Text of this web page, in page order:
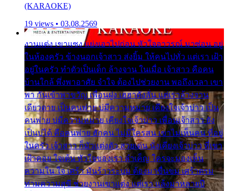
(KARAOKE)
19 views • 03.08.2569
งานแต่ง เขาแซง แย่งเอาไปก่อน หัวใจอาวรณ์ มาซ่อน อยู่
ในห้องครัว ข้างนอกเจ้าสาว ส่งยิ้ม ให้คนไปทั่ว แต่เรา เฝ้า
อยู่ในครัว ทำตัวเป็นเด็ก ล้างจาน ในเมื่อ เจ้าสาว คือคน
บ้านใกล้ พึ่งพาอาศัย จำใจ ต้องไปช่วยงาน พอถึงเวลา เขา
พา กันเข้าพาขวัญ เพื่อนฝูง เฮฮาดังลั่น แต่เราล้างจาน
เดียวดาย เป็นคนพ่าย บ่มีความหมาย เคียงใจเจ้าบ่าว เป็น
คนพ่าย บ่มีความหมาย เคียงใจเจ้าบ่าว เพื่อนเจ้าสาว ยัง
เป็นบ่ได้ คือคนพ่าย ฮักคน ไม่มีใครสน เขาไม่เห็นคน ที่อยู่
ในครัว เจ้าสาว ก็มัวแต่งตัว สวยเด่น นั่งเคียงเจ้าบ่าว ที่เขา
เฝ้าคอย ใจเต้น หัวใจของเรา ลำเค็ญ ใครจะมองเห็น
ความใน ใจ เศร้า มันร้าวระบม ต้องมาขื่นขม เศร้าตรม
ท่ามความสุขี ช่วยงานเขาแต่ง แต่เรา แล้งมาหลายปี